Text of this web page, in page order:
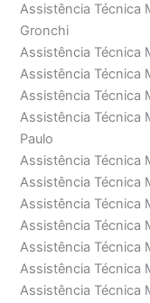
Assistência Técnica
Gronchi
Assistência Técnica
Assistência Técnica
Assistência Técnica
Assistência Técnica
Paulo
Assistência Técnica
Assistência Técnica
Assistência Técnica
Assistência Técnica
Assistência Técnica
Assistência Técnica
Assistência Técnica